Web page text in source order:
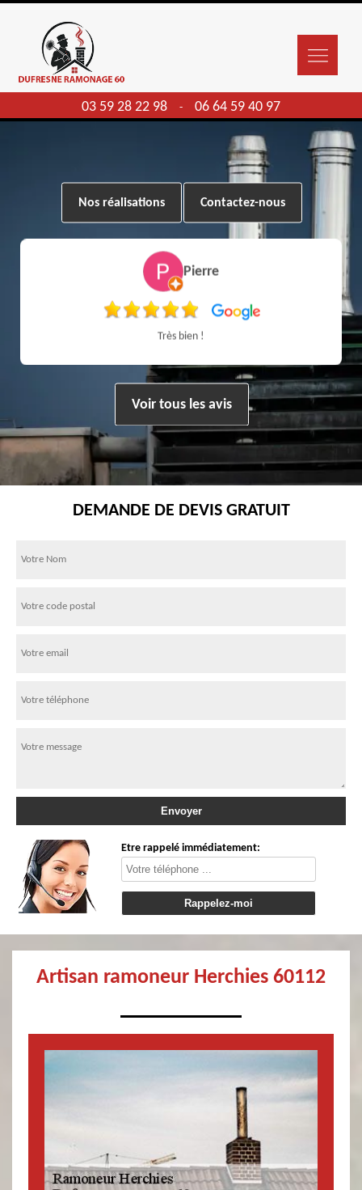
03 59 28 22 98 - 06 64 59 40 97
Nos réalisations Contactez-nous
Pierre
Très bien !
Voir tous les avis
DEMANDE DE DEVIS GRATUIT
Etre rappelé immédiatement:
Artisan ramoneur Herchies 60112